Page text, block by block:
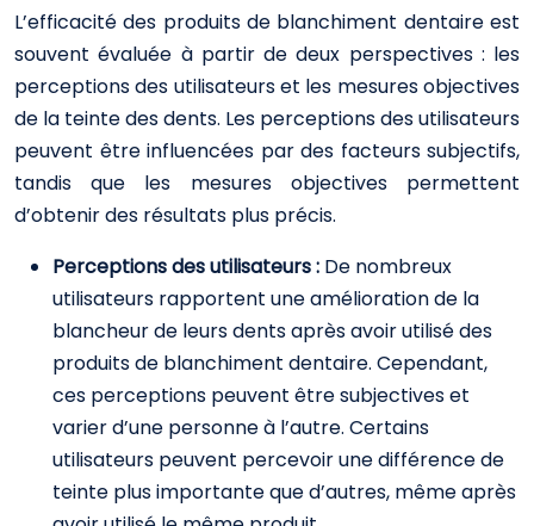
L’efficacité des produits de blanchiment dentaire est
souvent évaluée à partir de deux perspectives : les
perceptions des utilisateurs et les mesures objectives
de la teinte des dents. Les perceptions des utilisateurs
peuvent être influencées par des facteurs subjectifs,
tandis que les mesures objectives permettent
d’obtenir des résultats plus précis.
Perceptions des utilisateurs : De nombreux
utilisateurs rapportent une amélioration de la
blancheur de leurs dents après avoir utilisé des
produits de blanchiment dentaire. Cependant,
ces perceptions peuvent être subjectives et
varier d’une personne à l’autre. Certains
utilisateurs peuvent percevoir une différence de
teinte plus importante que d’autres, même après